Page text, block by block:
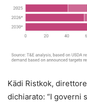
Kädi Ristkok,
dichiarato: “I governi